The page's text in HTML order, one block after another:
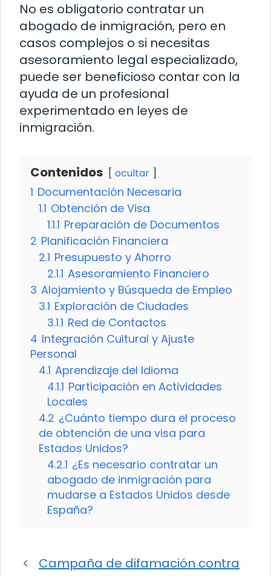
No es obligatorio contratar un
abogado de inmigración, pero en
casos complejos o si necesitas
asesoramiento legal especializado,
puede ser beneficioso contar con la
ayuda de un profesional
experimentado en leyes de
inmigración.
Contenidos ocultar
1 Documentación Necesaria
1.1 Obtención de Visa
1.1.1 Preparación de Documentos
2 Planificación Financiera
2.1 Presupuesto y Ahorro
2.1.1 Asesoramiento Financiero
3 Alojamiento y Búsqueda de Empleo
3.1 Exploración de Ciudades
3.1.1 Red de Contactos
4 Integración Cultural y Ajuste
Personal
4.1 Aprendizaje del Idioma
4.1.1 Participación en Actividades
Locales
4.2 ¿Cuánto tiempo dura el proceso
de obtención de una visa para
Estados Unidos?
4.2.1 ¿Es necesario contratar un
abogado de inmigración para
mudarse a Estados Unidos desde
España?
Campaña de difamación contra